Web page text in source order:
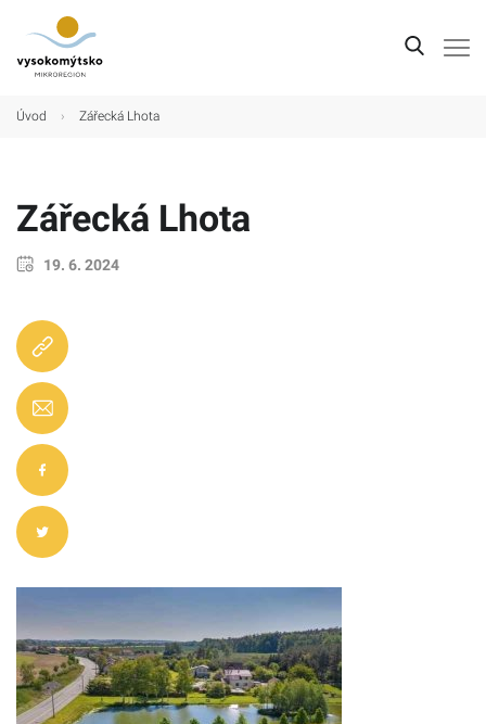
Úvod › Zářecká Lhota
Zářecká Lhota
19. 6. 2024
Úvod
Obce
Kontakt